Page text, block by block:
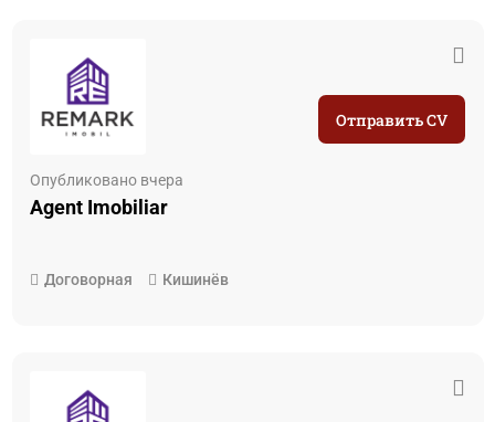
Опубликовано вчера
Agent Imobiliar
Договорная Кишинёв
Отправить CV